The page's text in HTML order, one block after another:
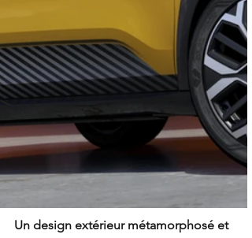
Un design extérieur métamorphosé et